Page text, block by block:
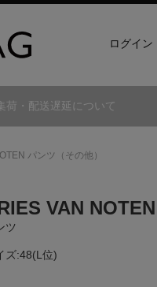
ログイン
荷・配送遅延について
パンツ（その他）
VAN NOTEN
ツ
ズ:48(L位)